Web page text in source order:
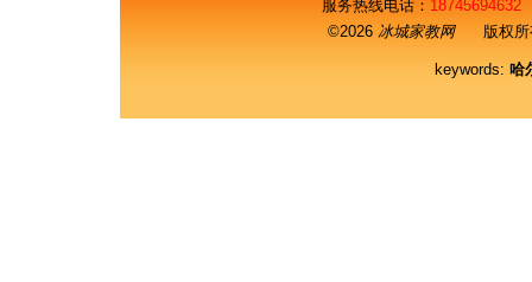
服务热线电话： 18745694632
©2026 冰城家教网版权所有
keywords: 哈